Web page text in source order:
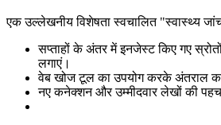
एक उल्लेखनीय विशेषता स्वचालित "स्वास्थ्य
सप्ताहों के अंतर में इनजेस्ट किए गए
लगाएं।
वेब खोज टूल का उपयोग करके अंतराल
नए कनेक्शन और उम्मीदवार लेखों की